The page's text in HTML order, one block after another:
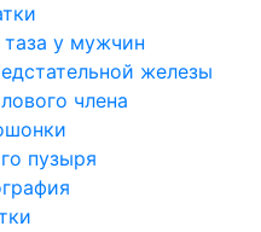
у мужчин
железы
члена
пузыря